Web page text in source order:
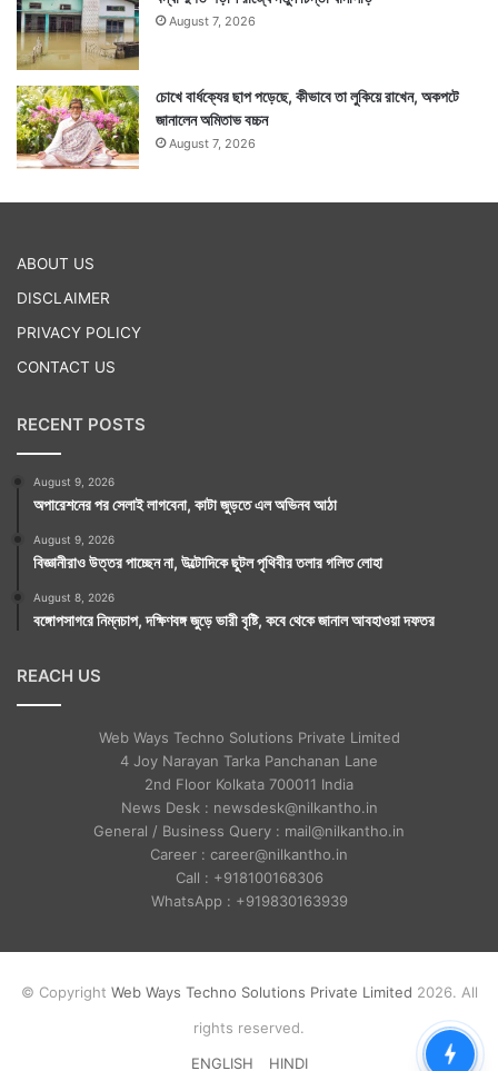
August 7, 2026
চোখে বার্ধক্যের ছাপ পড়েছে, কীভাবে তা লুকিয়ে রাখেন, অকপটে
জানালেন অমিতাভ বচ্চন
August 7, 2026
ABOUT US
DISCLAIMER
PRIVACY POLICY
CONTACT US
RECENT POSTS
August 9, 2026
অপারেশনের পর সেলাই লাগবেনা, কাটা জুড়তে এল অভিনব আঠা
August 9, 2026
বিজ্ঞানীরাও উত্তর পাচ্ছেন না, উল্টোদিকে ছুটল পৃথিবীর তলার গলিত লোহা
August 8, 2026
বঙ্গোপসাগরে নিম্নচাপ, দক্ষিণবঙ্গ জুড়ে ভারী বৃষ্টি, কবে থেকে জানাল আবহাওয়া দফতর
REACH US
Web Ways Techno Solutions Private Limited
4 Joy Narayan Tarka Panchanan Lane
2nd Floor Kolkata 700011 India
News Desk : newsdesk@nilkantho.in
General / Business Query : mail@nilkantho.in
Career : career@nilkantho.in
Call : +918100168306
WhatsApp : +919830163939
© Copyright Web Ways Techno Solutions Private Limited 2026. All
rights reserved.
ENGLISH
HINDI